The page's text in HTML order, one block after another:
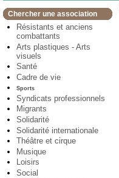
Chercher une association
Résistants et anciens
combattants
Arts plastiques - Arts
visuels
Santé
Cadre de vie
Sports
Syndicats professionnels
Migrants
Solidarité
Solidarité internationale
Théâtre et cirque
Musique
Loisirs
Social